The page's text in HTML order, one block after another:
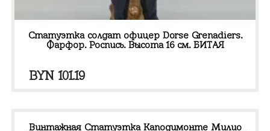
Статуэтка солдат офицер Dorse Grenadiers.
Фарфор. Роспись. Высота 16 см. БИТАЯ
BYN 101.19
Винтажная Статуэтка Каподимонте Милио